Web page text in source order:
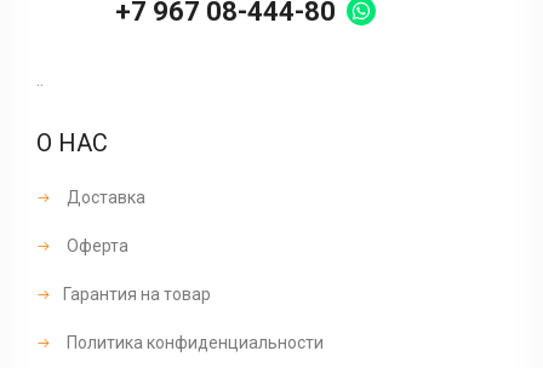
+7 967 08-444-80
..
О НАС
Доставка
Оферта
Гарантия на товар
Политика конфиденциальности